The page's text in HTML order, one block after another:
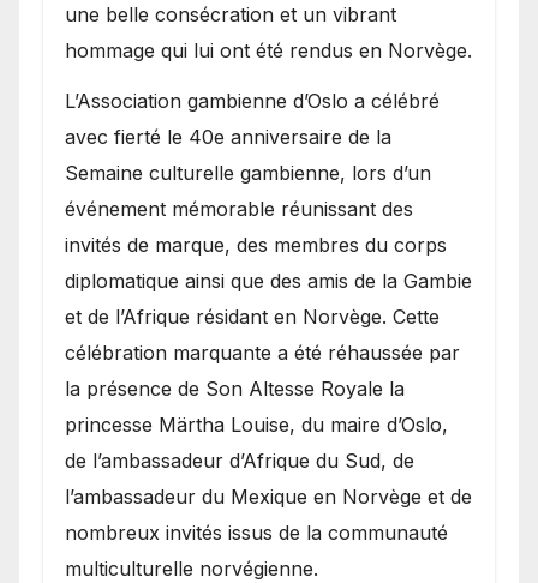
une belle consécration et un vibrant
hommage qui lui ont été rendus en Norvège.
​L’Association gambienne d’Oslo a célébré
avec fierté le 40e anniversaire de la
Semaine culturelle gambienne, lors d’un
événement mémorable réunissant des
invités de marque, des membres du corps
diplomatique ainsi que des amis de la Gambie
et de l’Afrique résidant en Norvège. Cette
célébration marquante a été réhaussée par
la présence de Son Altesse Royale la
princesse Märtha Louise, du maire d’Oslo,
de l’ambassadeur d’Afrique du Sud, de
l’ambassadeur du Mexique en Norvège et de
nombreux invités issus de la communauté
multiculturelle norvégienne.